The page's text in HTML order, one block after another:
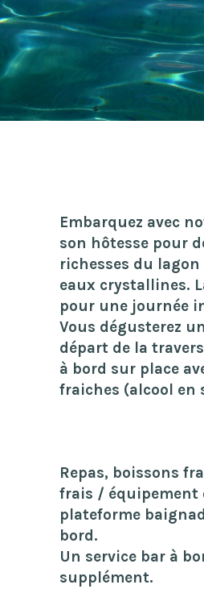
Embarquez avec
son hôtesse pour
richesses du lagon
eaux crystallines.
pour une journée
Vous dégusterez
départ de la
à bord sur place
fraiches (alcool en
Repas, boissons
frais / équipement
plateforme
bord.
Un service bar à
supplément.